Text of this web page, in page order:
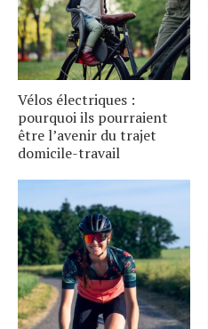
Vélos électriques :
pourquoi ils pourraient
être l’avenir du trajet
domicile-travail